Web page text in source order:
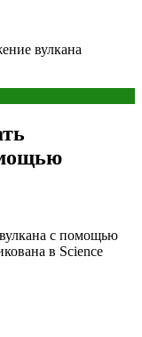
вулкана
с помощью
в Science